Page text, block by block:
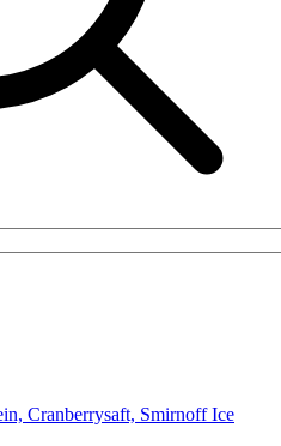
Cranberrysaft, Smirnoff Ice